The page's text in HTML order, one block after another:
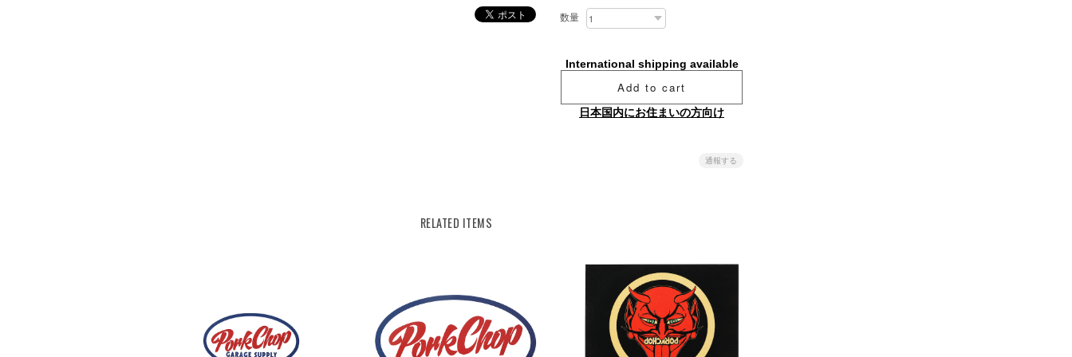
数量
International shipping available
Add to cart
日本国内にお住まいの方向け
通報する
RELATED ITEMS